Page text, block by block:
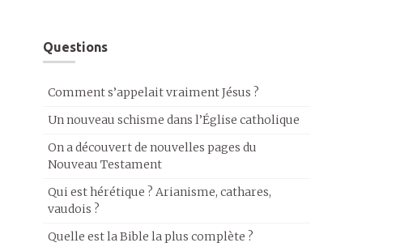
Questions
Comment s’appelait vraiment Jésus ?
Un nouveau schisme dans l’Église catholique
On a découvert de nouvelles pages du
Nouveau Testament
Qui est hérétique ? Arianisme, cathares,
vaudois ?
Quelle est la Bible la plus complète ?